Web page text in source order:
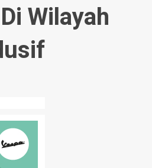
Wilayah